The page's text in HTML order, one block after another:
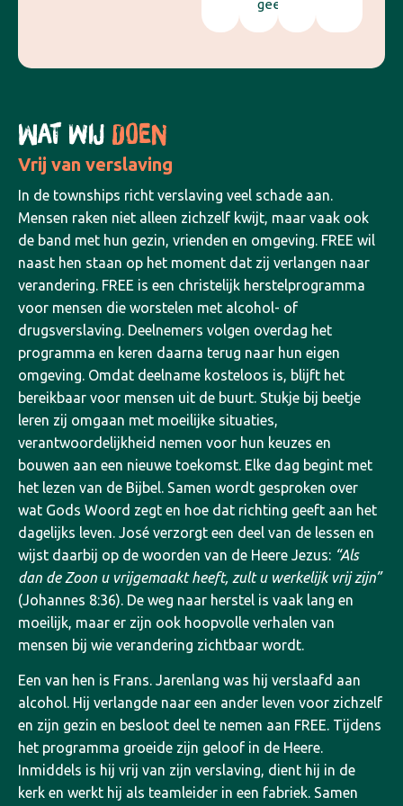
geeft.
WAT WIJ DOEN
Vrij van verslaving
In de townships richt verslaving veel schade aan.
Mensen raken niet alleen zichzelf kwijt, maar vaak ook
de band met hun gezin, vrienden en omgeving. FREE wil
naast hen staan op het moment dat zij verlangen naar
verandering. FREE is een christelijk herstelprogramma
voor mensen die worstelen met alcohol- of
drugsverslaving. Deelnemers volgen overdag het
programma en keren daarna terug naar hun eigen
omgeving. Omdat deelname kosteloos is, blijft het
bereikbaar voor mensen uit de buurt. Stukje bij beetje
leren zij omgaan met moeilijke situaties,
verantwoordelijkheid nemen voor hun keuzes en
bouwen aan een nieuwe toekomst. Elke dag begint met
het lezen van de Bijbel. Samen wordt gesproken over
wat Gods Woord zegt en hoe dat richting geeft aan het
dagelijks leven. José verzorgt een deel van de lessen en
wijst daarbij op de woorden van de Heere Jezus: “Als
dan de Zoon u vrijgemaakt heeft, zult u werkelijk vrij zijn”
(Johannes 8:36). De weg naar herstel is vaak lang en
moeilijk, maar er zijn ook hoopvolle verhalen van
mensen bij wie verandering zichtbaar wordt.
Een van hen is Frans. Jarenlang was hij verslaafd aan
alcohol. Hij verlangde naar een ander leven voor zichzelf
en zijn gezin en besloot deel te nemen aan FREE. Tijdens
het programma groeide zijn geloof in de Heere.
Inmiddels is hij vrij van zijn verslaving, dient hij in de
kerk en werkt hij als teamleider in een fabriek. Samen